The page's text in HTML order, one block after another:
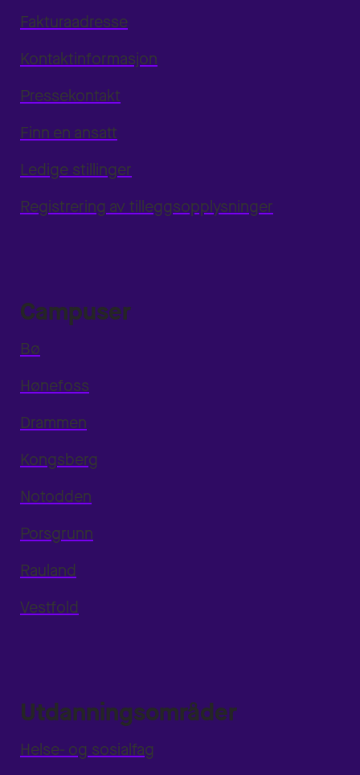
Fakturaadresse
Kontaktinformasjon
Pressekontakt
Finn en ansatt
Ledige stillinger
Registrering av tilleggsopplysninger
Campuser
Bø
Hønefoss
Drammen
Kongsberg
Notodden
Porsgrunn
Rauland
Vestfold
Utdanningsområder
Helse- og sosialfag